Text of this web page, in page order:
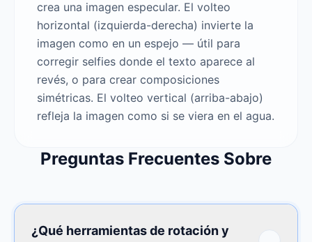
crea una imagen especular. El volteo
horizontal (izquierda-derecha) invierte la
imagen como en un espejo — útil para
corregir selfies donde el texto aparece al
revés, o para crear composiciones
simétricas. El volteo vertical (arriba-abajo)
refleja la imagen como si se viera en el agua.
Preguntas Frecuentes Sobre
¿Qué herramientas de rotación y